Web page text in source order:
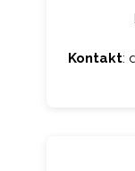
Kontakt: